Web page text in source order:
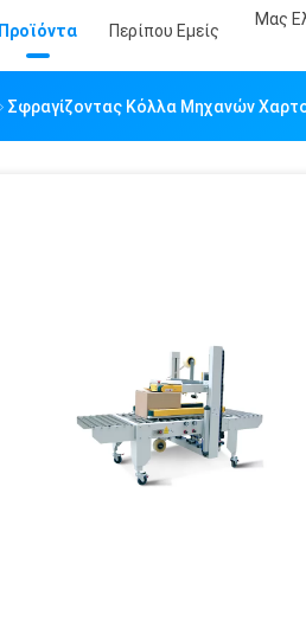
Προϊόντα Περίπου Εμείς
Μας
Σφραγίζοντας Κόλλα Μηχανών